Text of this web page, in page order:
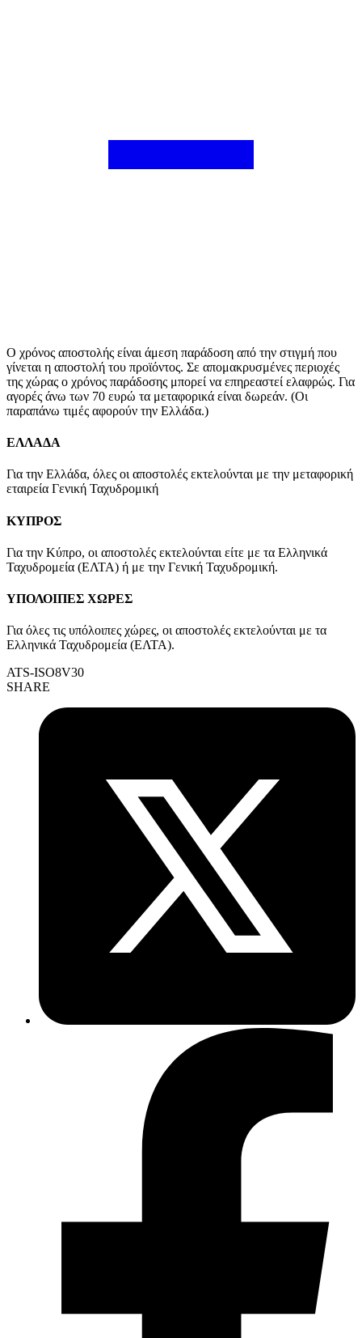
Ο χρόνος αποστολής είναι άμεση παράδοση από την στιγμή που
γίνεται η αποστολή του προϊόντος. Σε απομακρυσμένες περιοχές
της χώρας ο χρόνος παράδοσης μπορεί να επηρεαστεί ελαφρώς. Για
αγορές άνω των 70 ευρώ τα μεταφορικά είναι δωρεάν. (Οι
παραπάνω τιμές αφορούν την Ελλάδα.)
ΕΛΛΑΔΑ
Για την Ελλάδα, όλες οι αποστολές εκτελούνται με την μεταφορική
εταιρεία Γενική Ταχυδρομική
ΚΥΠΡΟΣ
Για την Κύπρο, οι αποστολές εκτελούνται είτε με τα Ελληνικά
Ταχυδρομεία (ΕΛΤΑ) ή με την Γενική Ταχυδρομική.
ΥΠΟΛΟΙΠΕΣ ΧΩΡΕΣ
Για όλες τις υπόλοιπες χώρες, οι αποστολές εκτελούνται με τα
Ελληνικά Ταχυδρομεία (ΕΛΤΑ).
ATS-ISO8V30
SHARE